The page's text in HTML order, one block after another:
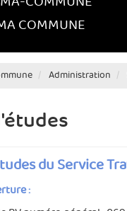
COMMUNE
Administration
du Service
: